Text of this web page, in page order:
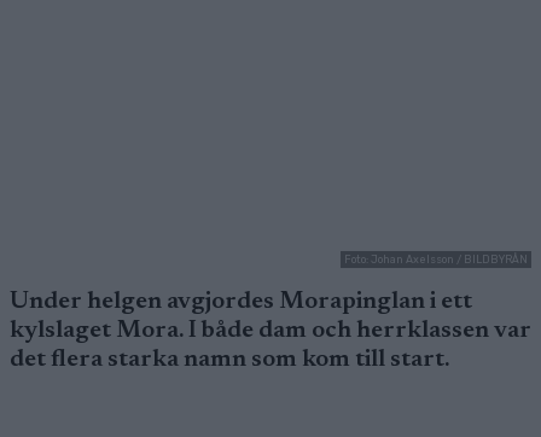
Foto: Johan Axelsson / BILDBYRÅN
Under helgen avgjordes Morapinglan i ett
kylslaget Mora. I både dam och herrklassen var
det flera starka namn som kom till start.